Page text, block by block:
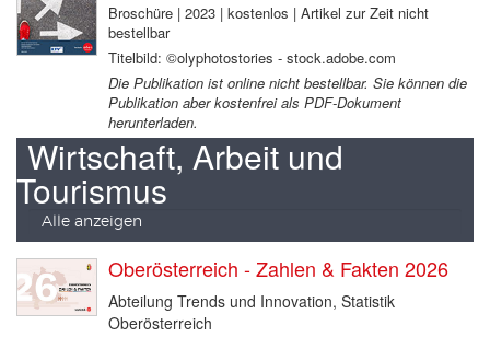
Broschüre | 2023 | kostenlos | Artikel zur Zeit nicht
bestellbar
Titelbild: ©olyphotostories - stock.adobe.com
Die Publikation ist online nicht bestellbar. Sie können die
Publikation aber kostenfrei als PDF-Dokument
herunterladen.
Wirtschaft, Arbeit und
Tourismus
Alle anzeigen
Oberösterreich - Zahlen & Fakten 2026
Abteilung Trends und Innovation, Statistik
Oberösterreich